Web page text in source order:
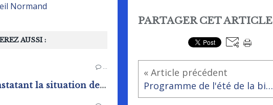
PARTAGER CET ARTICLE
« Article précédent
Programme de l'été de la bibliothèque - ludothèque
AUSSI :
…
Arrêté constatant la situation de sécheresse dans les zones d'alerte du département de L'Orne
Normand